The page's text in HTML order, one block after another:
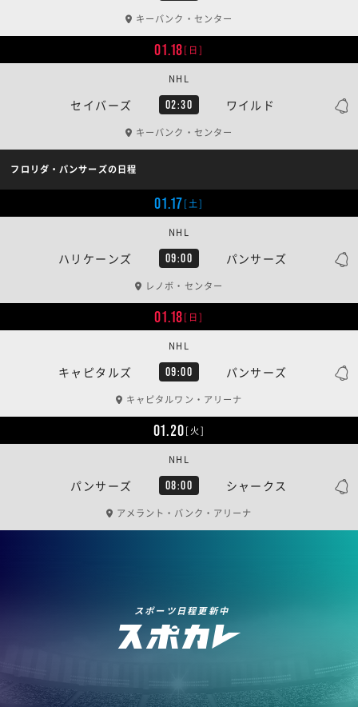
キーバンク・センター
01.18[日]
セイバーズ 02:30 ワイルド
NHL
キーバンク・センター
フロリダ・パンサーズの日程
01.17[土]
ハリケーンズ 09:00 パンサーズ
NHL
レノボ・センター
01.18[日]
キャピタルズ 09:00 パンサーズ
NHL
キャピタルワン・アリーナ
01.20[火]
パンサーズ 08:00 シャークス
NHL
アメラント・バンク・アリーナ
スポーツ日程更新中